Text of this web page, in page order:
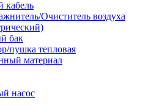
кабель
Очиститель воздуха
бак
пушка тепловая
материал
насос